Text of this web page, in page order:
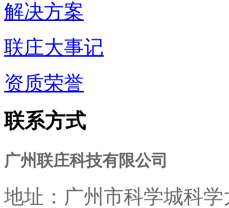
解决方案
联庄大事记
资质荣誉
联系方式
广州联庄科技有限公司
地址： 广州市科学城科